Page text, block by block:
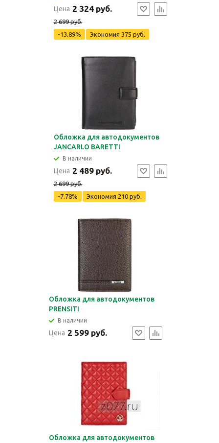
Цена 2 324 руб.
2 699 руб.
-13.89%
Экономия 375 руб.
Обложка для автодокументов
JANCARLO BARETTI
В наличии
Цена 2 489 руб.
2 699 руб.
-7.78%
Экономия 210 руб.
Обложка для автодокументов
PRENSITI
В наличии
Цена 2 599 руб.
Обложка для автодокументов